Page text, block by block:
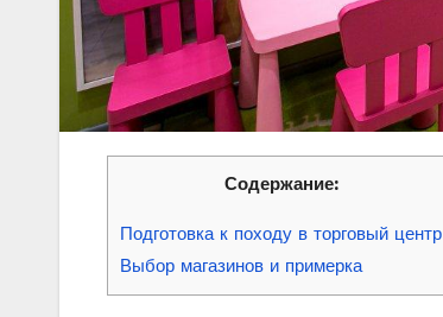
Содержание:
Подготовка к походу в торговый центр
Выбор магазинов и примерка